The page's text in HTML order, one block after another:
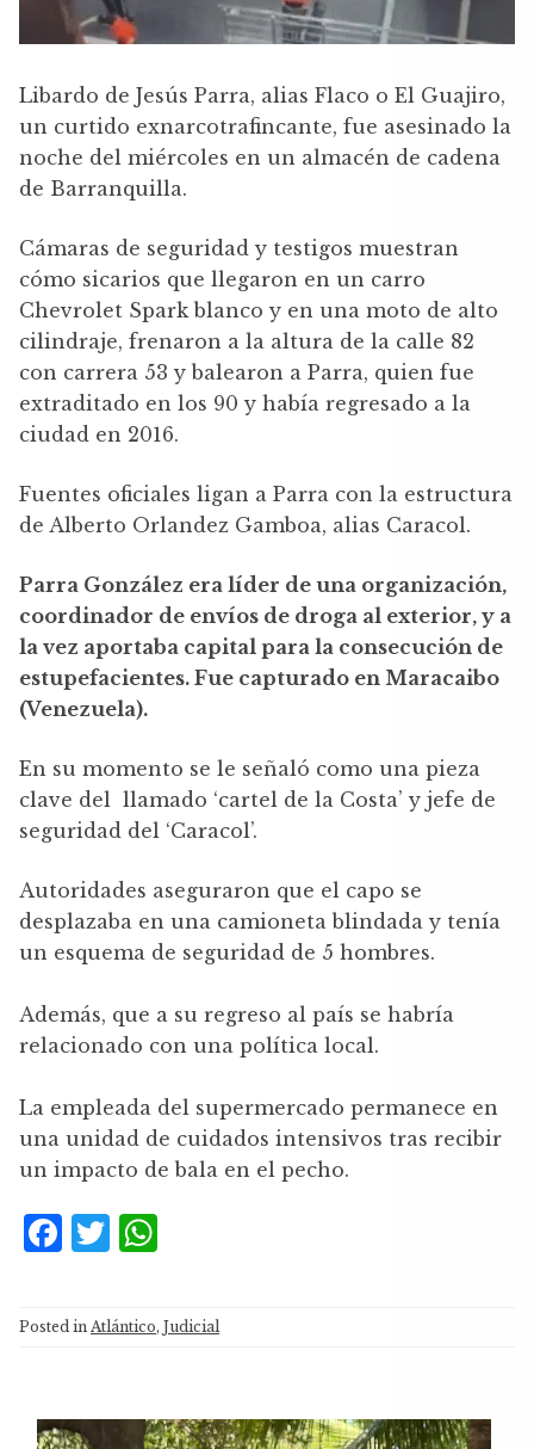
Libardo de Jesús Parra, alias Flaco o El Guajiro,
un curtido exnarcotrafincante, fue asesinado la
noche del miércoles en un almacén de cadena
de Barranquilla.
Cámaras de seguridad y testigos muestran
cómo sicarios que llegaron en un carro
Chevrolet Spark blanco y en una moto de alto
cilindraje, frenaron a la altura de la calle 82
con carrera 53 y balearon a Parra, quien fue
extraditado en los 90 y había regresado a la
ciudad en 2016.
Fuentes oficiales ligan a Parra con la estructura
de Alberto Orlandez Gamboa, alias Caracol.
Parra González era líder de una organización,
coordinador de envíos de droga al exterior, y a
la vez aportaba capital para la consecución de
estupefacientes. Fue capturado en Maracaibo
(Venezuela).
En su momento se le señaló como una pieza
clave del llamado ‘cartel de la Costa’ y jefe de
seguridad del ‘Caracol’.
Autoridades aseguraron que el capo se
desplazaba en una camioneta blindada y tenía
un esquema de seguridad de 5 hombres.
Además, que a su regreso al país se habría
relacionado con una política local.
La empleada del supermercado permanece en
una unidad de cuidados intensivos tras recibir
un impacto de bala en el pecho.
F
c
e
o
T
it
te
at
s
p
Posted in Atlántico, Judicial
Reproductor